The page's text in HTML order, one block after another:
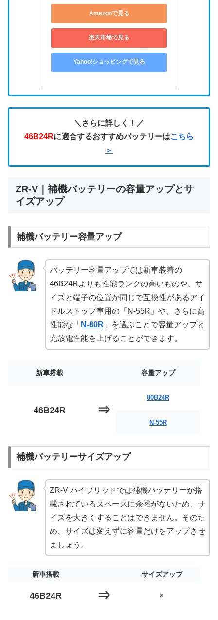
Amazonで見る
楽天市場で見る
Yahoo!ショッピングで見る
＼さらに詳しく！／
46B24Rに適合するおすすめバッテリーはこちら
＞
ZR-V｜補機バッテリーの容量アップとサ
イズアップ
補機バッテリー容量アップ
バッテリー容量アップでは新車装着の
46B24Rよりも性能ランクの高いものや、サ
イズと端子の位置が同じで互換性があるアイ
ドルストップ車用の「N-55R」や、さらに高
性能な「 N-80R 」を選ぶことで容量アップと
充放電性能を上げることができます。
新車搭載 容量アップ
46B24R ⇒
80B24R
N-55R
補機バッテリーサイズアップ
ZR-V ハイブリッドでは補機バッテリーが搭
載されているスペースに余裕がないため、サ
イズを大きくすることはできません。そのた
め、サイズは変えずに容量だけをアップさせ
ましょう。
新車搭載 サイズアップ
46B24R ⇒ ×